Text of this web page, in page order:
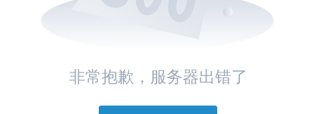
非常抱歉，服务器出错了